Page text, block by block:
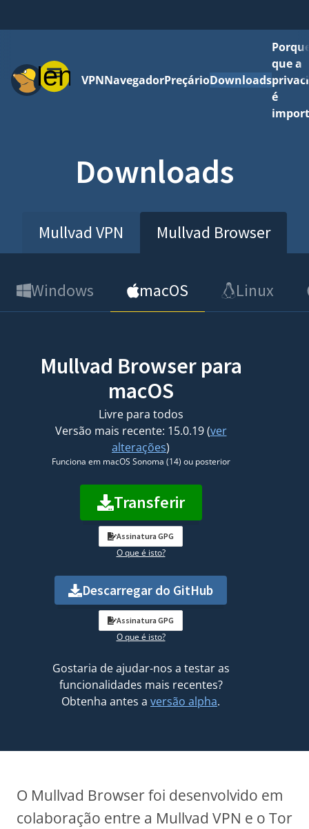
MenuVPNNavegadorPreçárioDownloads
que a
é
Downloads
Mullvad VPN Mullvad Browser
Windows macOS Linux
Mullvad Browser para
macOS
Livre para todos
Versão mais recente: 15.0.19 (ver
alterações)
Funciona em macOS Sonoma (14) ou posterior
Transferir
Assinatura GPG
O que é isto?
Descarregar do GitHub
Assinatura GPG
O que é isto?
Gostaria de ajudar-nos a testar as
funcionalidades mais recentes?
Obtenha antes a versão alpha.
O Mullvad Browser foi desenvolvido em
colaboração entre a Mullvad VPN e o Tor